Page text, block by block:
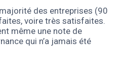
des entreprises (90
voire très satisfaites.
même une note de
qui n’a jamais été